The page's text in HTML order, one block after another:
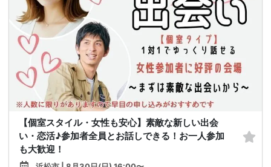
【個室スタイル・女性も安心】素敵な新しい出会
い・恋活♪参加者全員とお話しできる！お一人参加
も大歓迎！